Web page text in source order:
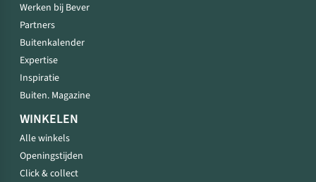
Werken bij Bever
Partners
Buitenkalender
Expertise
Inspiratie
Buiten. Magazine
WINKELEN
Alle winkels
Openingstijden
Click & collect